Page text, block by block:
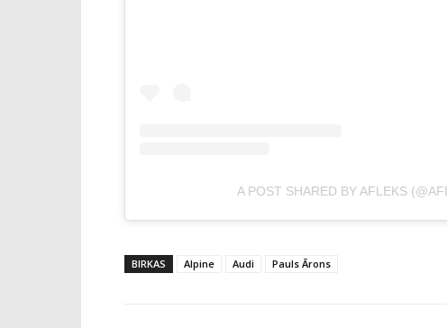
A POST SHARED BY AFLEKS
BIRKAS Alpine Audi Pauls Ārons